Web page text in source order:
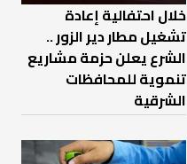
خلال احتفالية إعادة
تشغيل مطار دير الزور ..
الشرع يعلن حزمة مشاريع
تنموية للمحافظات
الشرقية